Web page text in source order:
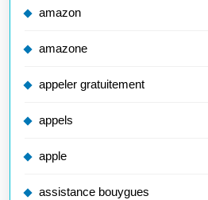
amazon
amazone
appeler gratuitement
appels
apple
assistance bouygues